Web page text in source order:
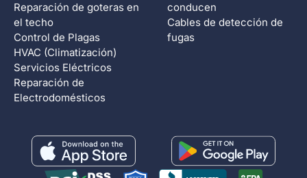
Reparación de goteras en
el techo
Control de Plagas
HVAC (Climatización)
Servicios Eléctricos
Reparación de
Electrodomésticos
conducen
Cables de detección de
fugas